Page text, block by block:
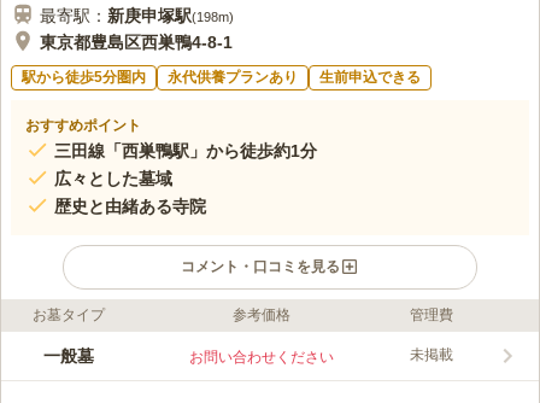
最寄駅： 新庚申塚駅(198m)
東京都豊島区西巣鴨4-8-1
駅から徒歩5分圏内 永代供養プランあり 生前申込できる
おすすめポイント
三田線「西巣鴨駅」から徒歩約1分
広々とした墓域
歴史と由緒ある寺院
コメント・口コミを見る
ライフドット編集部のコメント
正法院は､天平2年(西暦730)に創建され、歴史深い由緒正しい寺
お墓タイプ 参考価格 管理費
一般墓 お問い合わせください 未掲載